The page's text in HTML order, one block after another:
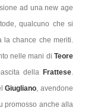
ad una new age
qualcuno che si
la chance che meriti.
nelle mani diTeore
dellaFrattese.
Giugliano, avendone
promosso anche alla